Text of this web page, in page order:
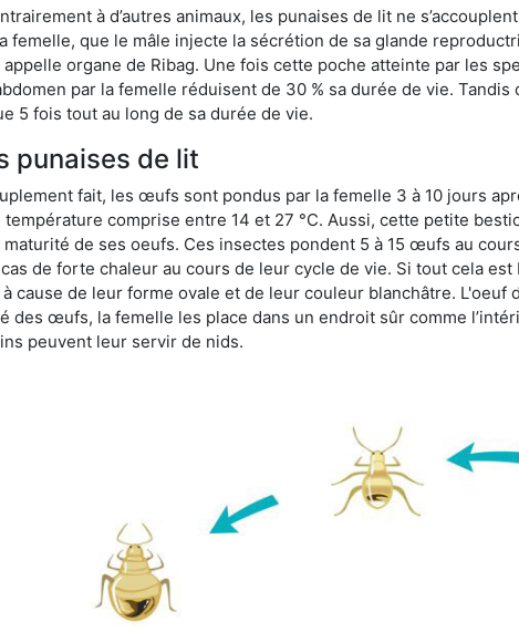
à d’autres animaux, les punaises de lit ne
femelle, que le mâle injecte la sécrétion de sa glande
appelle organe de Ribag. Une fois cette poche atteinte par les
par la femelle réduisent de 30 % sa durée de vie.
5 fois tout au long de sa durée de vie.
punaises de lit
fait, les œufs sont pondus par la femelle 3 à 10 jours
température comprise entre 14 et 27 °C. Aussi, cette petite
maturité de ses oeufs. Ces insectes pondent 5 à 15 œufs au
de forte chaleur au cours de leur cycle de vie. Si tout cela
cause de leur forme ovale et de leur couleur blanchâtre.
des œufs, la femelle les place dans un endroit sûr comme
peuvent leur servir de nids.